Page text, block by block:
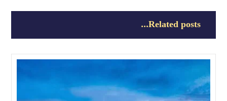
Related posts...